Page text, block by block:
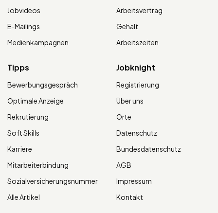
Jobvideos
E-Mailings
Medienkampagnen
Arbeitsvertrag
Gehalt
Arbeitszeiten
Tipps
Bewerbungsgespräch
Optimale Anzeige
Rekrutierung
Soft Skills
Karriere
Mitarbeiterbindung
Sozialversicherungsnummer
Alle Artikel
Jobknight
Registrierung
Über uns
Orte
Datenschutz
Bundesdatenschutz
AGB
Impressum
Kontakt